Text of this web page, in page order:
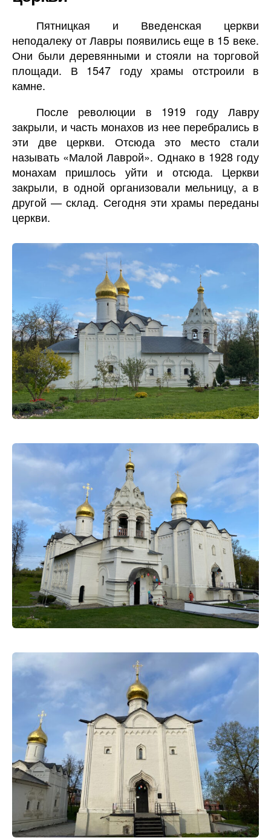
Пятницкая и Введенская церкви
неподалеку от Лавры появились еще в 15 веке.
Они были деревянными и стояли на торговой
площади. В 1547 году храмы отстроили в
камне.
После революции в 1919 году Лавру
закрыли, и часть монахов из нее перебрались в
эти две церкви. Отсюда это место стали
называть «Малой Лаврой». Однако в 1928 году
монахам пришлось уйти и отсюда. Церкви
закрыли, в одной организовали мельницу, а в
другой — склад. Сегодня эти храмы переданы
церкви.